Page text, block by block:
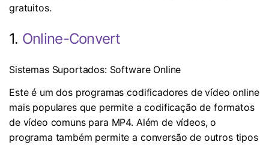
gratuitos.
1. Online-Convert
Sistemas Suportados: Software Online
Este é um dos programas codificadores de vídeo online
mais populares que permite a codificação de formatos
de vídeo comuns para MP4. Além de vídeos, o
programa também permite a conversão de outros tipos